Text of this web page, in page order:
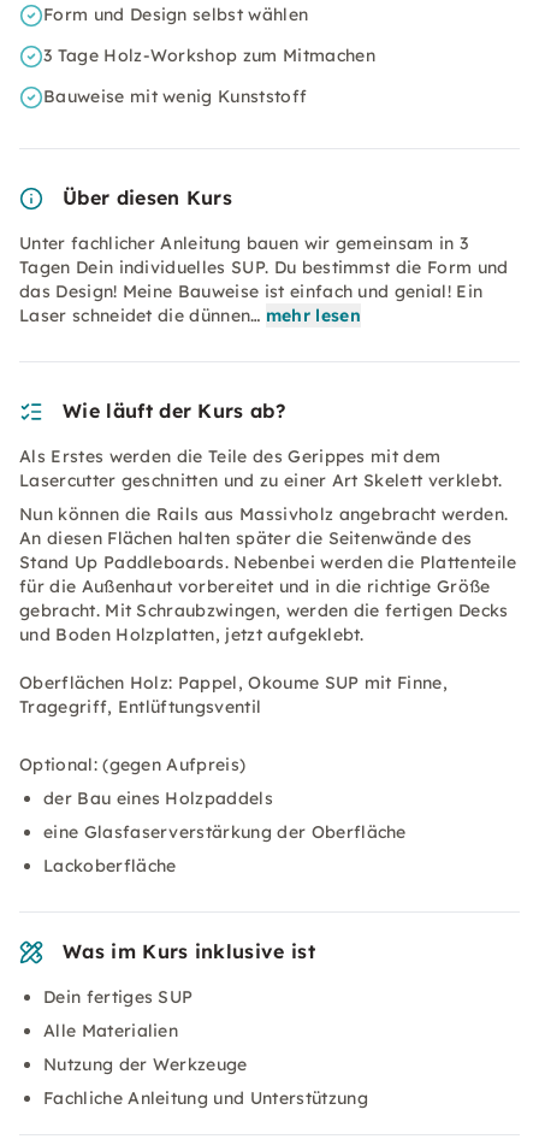
Form und Design selbst wählen
3 Tage Holz-Workshop zum Mitmachen
Bauweise mit wenig Kunststoff
Über diesen Kurs
Unter fachlicher Anleitung bauen wir gemeinsam in 3
Tagen Dein individuelles SUP. Du bestimmst die Form und
das Design! Meine Bauweise ist einfach und genial! Ein
Laser schneidet die dünnen… mehr lesen
Wie läuft der Kurs ab?
Als Erstes werden die Teile des Gerippes mit dem
Lasercutter geschnitten und zu einer Art Skelett verklebt.
Nun können die Rails aus Massivholz angebracht werden.
An diesen Flächen halten später die Seitenwände des
Stand Up Paddleboards. Nebenbei werden die Plattenteile
für die Außenhaut vorbereitet und in die richtige Größe
gebracht. Mit Schraubzwingen, werden die fertigen Decks
und Boden Holzplatten, jetzt aufgeklebt.
Oberflächen Holz: Pappel, Okoume SUP mit Finne,
Tragegriff, Entlüftungsventil
Optional: (gegen Aufpreis)
der Bau eines Holzpaddels
eine Glasfaserverstärkung der Oberfläche
Lackoberfläche
Was im Kurs inklusive ist
Dein fertiges SUP
Alle Materialien
Nutzung der Werkzeuge
Fachliche Anleitung und Unterstützung